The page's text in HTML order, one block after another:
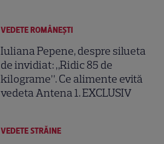
VEDETE ROMÂNEŞTI
Iuliana Pepene, despre silueta
de invidiat: „Ridic 85 de
kilograme”. Ce alimente evită
vedeta Antena 1. EXCLUSIV
VEDETE STRĂINE